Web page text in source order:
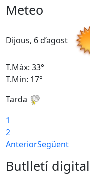
Meteo
Dijous, 6 d’agost
T.Màx: 33°
T.Min: 17°
Tarda
1
2
AnteriorSegüent
Butlletí digital